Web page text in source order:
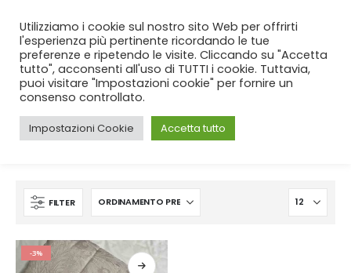
SPEDIZIONE GRATUITA per ordini da 99€!
CASA SHOP PRODUCT TAG -MEZZA STAGIONE
FILTER
-3%
Utilizziamo i cookie sul nostro sito Web per offrirti
l'esperienza più pertinente ricordando le tue
preferenze e ripetendo le visite. Cliccando su "Accetta
tutto", acconsenti all'uso di TUTTI i cookie. Tuttavia,
puoi visitare "Impostazioni cookie" per fornire un
consenso controllato.
Impostazioni Cookie Accetta tutto